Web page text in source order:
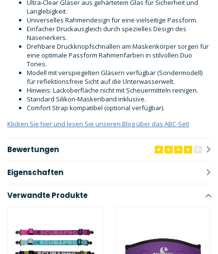
Ultra-Clear Gläser aus gehärtetem Glas für Sicherheit und
Langlebigkeit.
Universelles Rahmendesign für eine vielseitige Passform.
Einfacher Druckausgleich durch spezielles Design des
Nasenerkers.
Drehbare Druckknopfschnallen am Maskenkörper sorgen für
eine optimale Passform Rahmenfarben in stilvollen Duo
Tones.
Modell mit verspiegelten Gläsern verfügbar (Sondermodell)
für reflektionsfreie Sicht auf die Unterwasserwelt.
Hinweis: Lackoberfläche nicht mit Scheuermitteln reinigen.
Standard Silikon-Maskenband inklusive.
Comfort Strap kompatibel (optional verfügbar).
Klicken Sie hier und lesen Sie unseren Blog über das ABC-Set!
Bewertungen
Eigenschaften
Verwandte Produkte